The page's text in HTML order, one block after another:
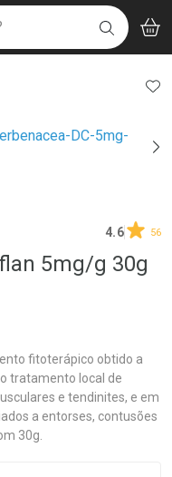
BUSCAR
4.6 56
5mg/g 30g
fitoterápico obtido a
tratamento local de
e tendinites, e em
a entorses, contusões
30g.